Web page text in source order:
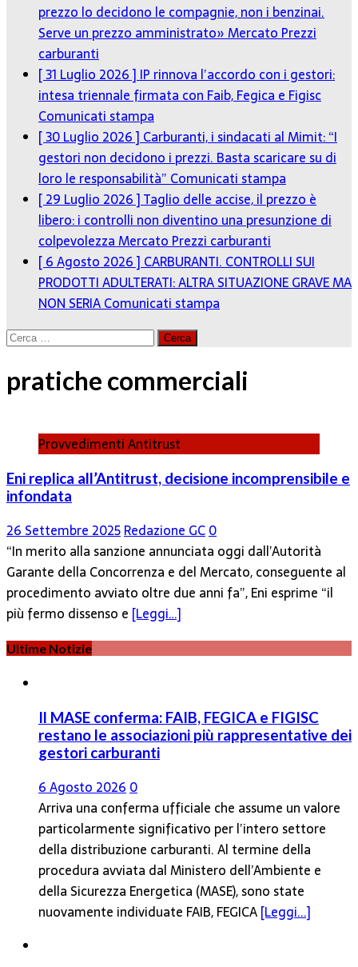
prezzo lo decidono le compagnie, non i benzinai.
Serve un prezzo amministrato»Mercato Prezzi
carburanti
[ 31 Luglio 2026 ]IP rinnova l’accordo con i gestori:
intesa triennale firmata con Faib, Fegica e Figisc
Comunicati stampa
[ 30 Luglio 2026 ]Carburanti, i sindacati al Mimit: “I
gestori non decidono i prezzi. Basta scaricare su di
loro le responsabilità”Comunicati stampa
[ 29 Luglio 2026 ]Taglio delle accise, il prezzo è
libero: i controlli non diventino una presunzione di
colpevolezzaMercato Prezzi carburanti
[ 6 Agosto 2026 ]CARBURANTI. CONTROLLI SUI
PRODOTTI ADULTERATI: ALTRA SITUAZIONE GRAVE MA
NON SERIAComunicati stampa
Ricerca
pratiche commerciali
Provvedimenti Antitrust
Eni replica all’Antitrust, decisione incomprensibile e
infondata
26 Settembre 2025Redazione GC0
“In merito alla sanzione annunciata oggi dall’Autorità
Garante della Concorrenza e del Mercato, conseguente al
procedimento avviato oltre due anni fa”, Eni esprime “il
più fermo dissenso e [Leggi…]
Ultime Notizie
Il MASE conferma: FAIB, FEGICA e FIGISC
restano le associazioni più rappresentative dei
gestori carburanti
6 Agosto 2026 0
Arriva una conferma ufficiale che assume un valore
particolarmente significativo per l’intero settore
della distribuzione carburanti. Al termine della
procedura avviata dal Ministero dell’Ambiente e
della Sicurezza Energetica (MASE), sono state
nuovamente individuate FAIB, FEGICA[Leggi...]